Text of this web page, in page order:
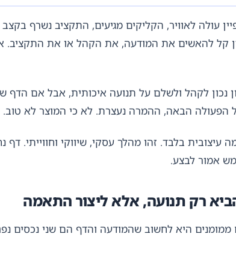
עולה לאוויר, הקליקים מגיעים, התקציב נשרף
קל להאשים את המודעה, את הקהל או את
נכון לקהל ולשלם על תנועה איכותית, אבל אם
הבאה, ההמרה נעצרת. לא כי המוצר לא טוב.
עיצובית בלבד. זהו מהלך עסקי, שיווקי וחווייתי.
אמור לבצע.
רק תנועה, אלא ליצור התאמה
ממומנים היא לחשוב שהמודעה והדף הם שני נכסים